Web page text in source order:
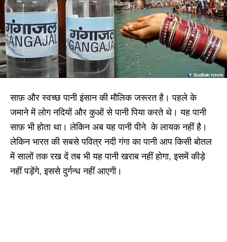
साफ़ और स्वच्छ पानी इंसान की मौलिक जरूरत है। पहले के
जमाने में लोग नदियों और कुओं से पानी पिया करते थे। यह पानी
साफ़ भी होता था। लेकिन अब यह पानी पीने के लायक नहीं है।
लेकिन भारत की सबसे पवित्र नदी गंगा का पानी आप किसी बोतल
में सालों तक रख दें तब भी यह पानी खराब नहीं होगा, इसमें कीड़े
नहीं पड़ेंगे, इससे दुर्गन्ध नहीं आएगी।